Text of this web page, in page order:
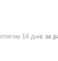
14 днів за